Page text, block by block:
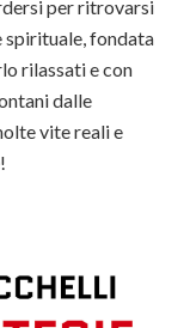
per ritrovarsi
spirituale, fondata
rilassati e con
dalle
vite reali e